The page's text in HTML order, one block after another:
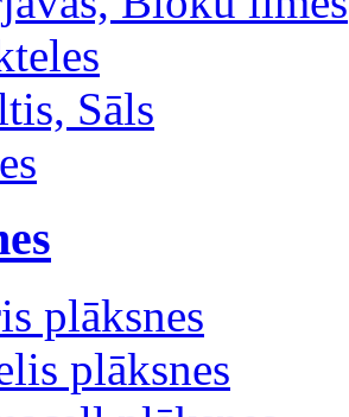
Sāls
plāksnes
plāksnes